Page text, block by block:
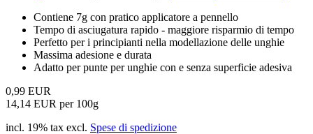
Contiene 7g con pratico applicatore a pennello
Tempo di asciugatura rapido - maggiore risparmio di tempo
Perfetto per i principianti nella modellazione delle unghie
Massima adesione e durata
Adatto per punte per unghie con e senza superficie adesiva
0,99 EUR
14,14 EUR per 100g
incl. 19% tax excl. Spese di spedizione